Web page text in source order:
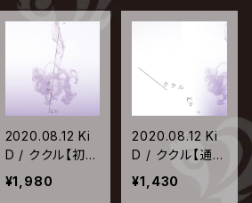
2020.08.12 Ki
D / ククル【初回
限定盤】
¥1,980
2020.08.12 Ki
D / ククル【通常
盤】
¥1,430